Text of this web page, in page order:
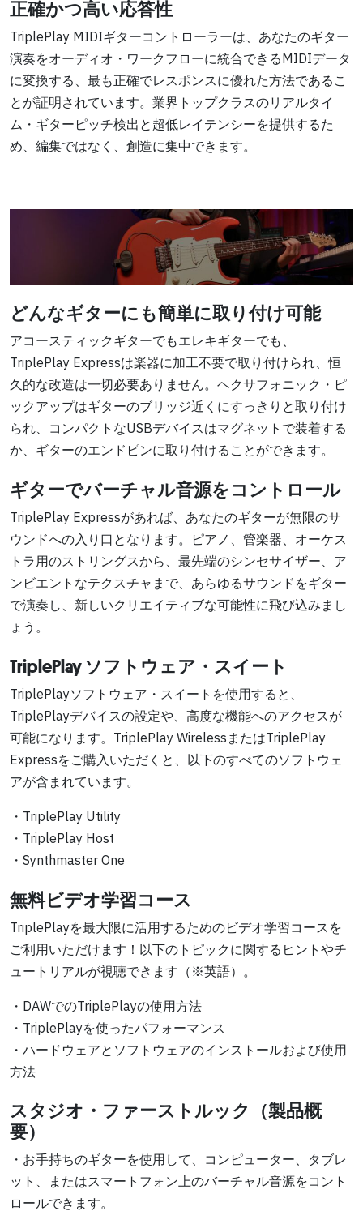
正確かつ高い応答性
TriplePlay MIDIギターコントローラーは、あなたのギター
演奏をオーディオ・ワークフローに統合できるMIDIデータ
に変換する、最も正確でレスポンスに優れた方法であるこ
とが証明されています。業界トップクラスのリアルタイ
ム・ギターピッチ検出と超低レイテンシーを提供するた
め、編集ではなく、創造に集中できます。
どんなギターにも簡単に取り付け可能
アコースティックギターでもエレキギターでも、
TriplePlay Expressは楽器に加工不要で取り付けられ、恒
久的な改造は一切必要ありません。ヘクサフォニック・ピ
ックアップはギターのブリッジ近くにすっきりと取り付け
られ、コンパクトなUSBデバイスはマグネットで装着する
か、ギターのエンドピンに取り付けることができます。
ギターでバーチャル音源をコントロール
TriplePlay Expressがあれば、あなたのギターが無限のサ
ウンドへの入り口となります。ピアノ、管楽器、オーケス
トラ用のストリングスから、最先端のシンセサイザー、ア
ンビエントなテクスチャまで、あらゆるサウンドをギター
で演奏し、新しいクリエイティブな可能性に飛び込みまし
ょう。
TriplePlay ソフトウェア・スイート
TriplePlayソフトウェア・スイートを使用すると、
TriplePlayデバイスの設定や、高度な機能へのアクセスが
可能になります。TriplePlay WirelessまたはTriplePlay
Expressをご購入いただくと、以下のすべてのソフトウェ
アが含まれています。
・TriplePlay Utility
・TriplePlay Host
・Synthmaster One
無料ビデオ学習コース
TriplePlayを最大限に活用するためのビデオ学習コースを
ご利用いただけます！以下のトピックに関するヒントやチ
ュートリアルが視聴できます（※英語）。
・DAWでのTriplePlayの使用方法
・TriplePlayを使ったパフォーマンス
・ハードウェアとソフトウェアのインストールおよび使用
方法
スタジオ・ファーストルック（製品概
要）
・お手持ちのギターを使用して、コンピューター、タブレ
ット、またはスマートフォン上のバーチャル音源をコント
ロールできます。